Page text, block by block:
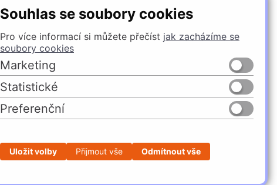
Souhlas se soubory cookies
Pro více informací si můžete přečíst jak zacházíme se
soubory cookies
Marketing
Statistické
Preferenční
Uložit volby Přijmout vše Odmítnout vše
SLEDUJTE NÁS
Česko Slovensko